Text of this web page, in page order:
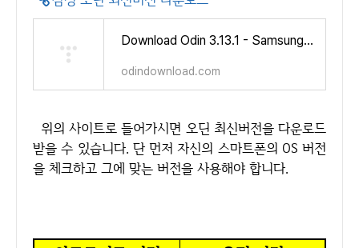
Download Odin 3.13.1 - Samsung Odin download with ROM Flashing Tool
odindownload.com
위의 사이트로 들어가시면 오딘 최신버전을 다운로드
받을 수 있습니다. 단 먼저 자신의 스마트폰의 OS 버전
을 체크하고 그에 맞는 버전을 사용해야 합니다.